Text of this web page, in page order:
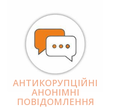
АНТИКОРУПЦІЙНІ
АНОНІМНІ
ПОВІДОМЛЕННЯ